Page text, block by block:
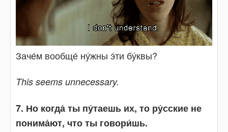
Заче́м вообще́ ну́жны э́ти бу́квы?
This seems unnecessary.
7. Но когда́ ты пу́таешь их, то ру́сские не
понима́ют, что ты говори́шь.